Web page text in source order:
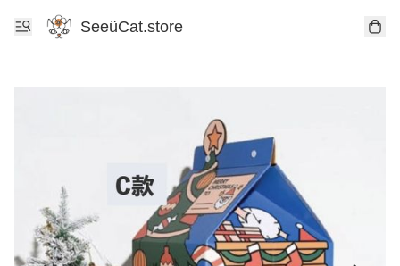
SeeüCat.store